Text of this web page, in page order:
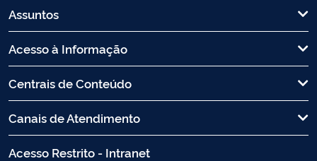
Assuntos
Acesso à Informação
Centrais de Conteúdo
Canais de Atendimento
Acesso Restrito - Intranet